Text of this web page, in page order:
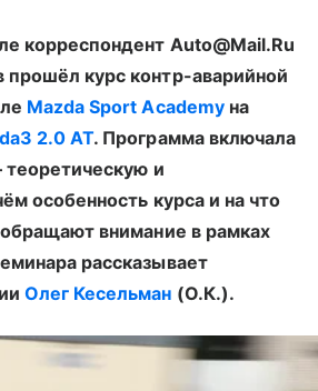
корреспондент Auto@Mail.Ru
курс контр-аварийной
Mazda Sport Academyна
2.0 AT. Программа включала
теоретическую и
особенность курса и на что
внимание в рамках
рассказывает
Олег Кесельман (О.К.).